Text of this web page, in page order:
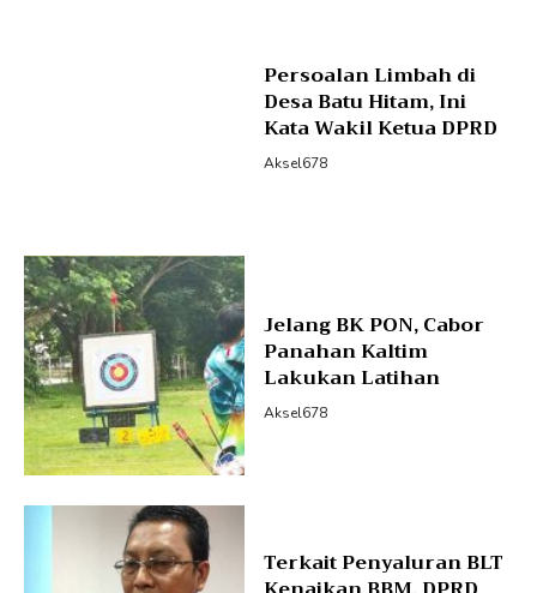
Persoalan Limbah di
Desa Batu Hitam, Ini
Kata Wakil Ketua DPRD
Aksel678
Jelang BK PON, Cabor
Panahan Kaltim
Lakukan Latihan
Aksel678
Terkait Penyaluran BLT